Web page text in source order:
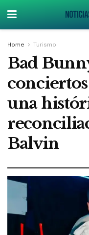
Home Turismo
Bad
una
Balvin